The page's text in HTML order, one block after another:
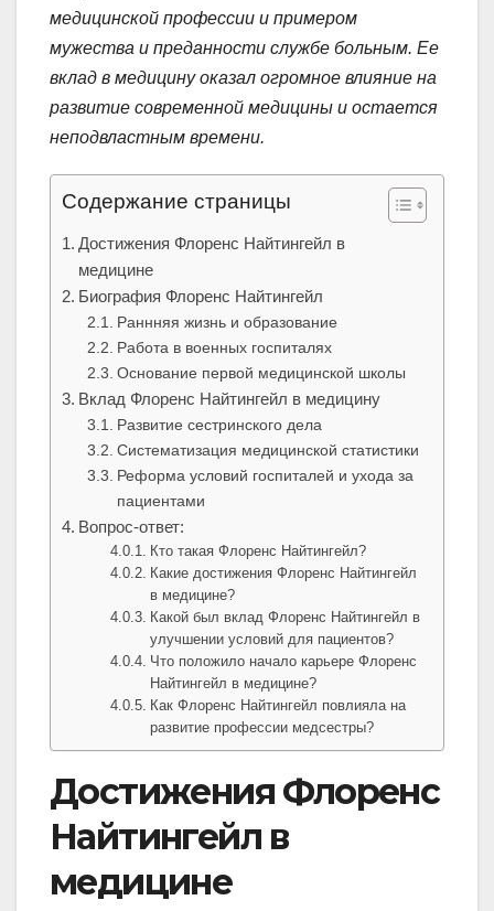
медицинской профессии и примером
мужества и преданности службе больным. Ее
вклад в медицину оказал огромное влияние на
развитие современной медицины и остается
неподвластным времени.
Содержание страницы
Достижения Флоренс Найтингейл в
медицине
Биография Флоренс Найтингейл
Раннняя жизнь и образование
Работа в военных госпиталях
Основание первой медицинской школы
Вклад Флоренс Найтингейл в медицину
Развитие сестринского дела
Систематизация медицинской статистики
Реформа условий госпиталей и ухода за
пациентами
Вопрос-ответ:
Кто такая Флоренс Найтингейл?
Какие достижения Флоренс Найтингейл
в медицине?
Какой был вклад Флоренс Найтингейл в
улучшении условий для пациентов?
Что положило начало карьере Флоренс
Найтингейл в медицине?
Как Флоренс Найтингейл повлияла на
развитие профессии медсестры?
Достижения Флоренс
Найтингейл в
медицине